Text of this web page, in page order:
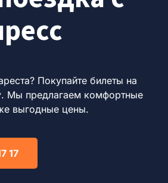
Покупайте билеты на
Мы предлагаем комфортные
выгодные цены.
17